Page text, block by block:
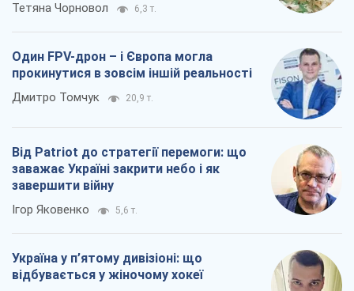
Тетяна Чорновол 6,3 т.
Один FPV-дрон – і Європа могла
прокинутися в зовсім іншій реальності
Дмитро Томчук 20,9 т.
Від Patriot до стратегії перемоги: що
заважає Україні закрити небо і як
завершити війну
Ігор Яковенко 5,6 т.
Україна у п’ятому дивізіоні: що
відбувається у жіночому хокеї